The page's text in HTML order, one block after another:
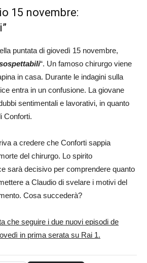
15 novembre:
puntata di giovedì 15 novembre,
“. Un famoso chirurgo viene
in casa. Durante le indagini sulla
entra in un confusione. La giovane
sentimentali e lavorativi, in quanto
Conforti.
a credere che Conforti sappia
del chirurgo. Lo spirito
sarà decisivo per comprendere quanto
a Claudio di svelare i motivi del
Cosa succederà?
che seguire i due nuovi episodi de
in prima serata su Rai 1.